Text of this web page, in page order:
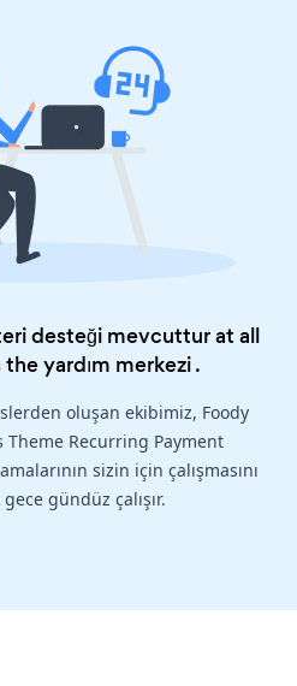
desteği mevcuttur at all
theyardım merkezi.
oluşan ekibimiz, Foody
Theme Recurring Payment
sizin için çalışmasını
gündüz çalışır.